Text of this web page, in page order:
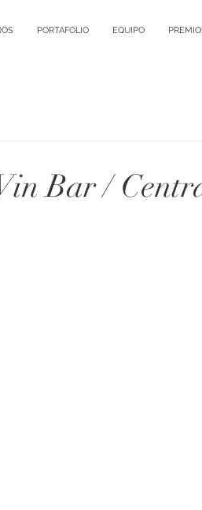
PORTAFOLIO EQUIPO
Bar /